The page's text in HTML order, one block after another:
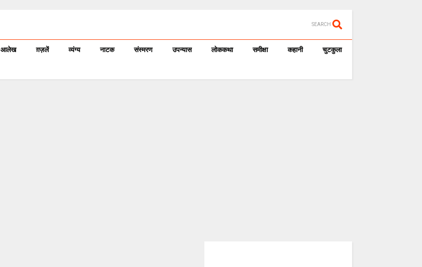
SEARCH
आलेख ग़ज़लें व्यंग्य नाटक संस्मरण उपन्यास लोककथा समीक्षा कहानी चुटकुला